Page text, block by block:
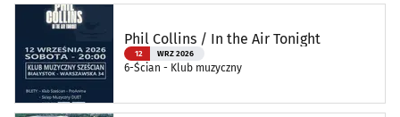
Phil Collins / In the Air Tonight
12 WRZ 2026
6-Ścian - Klub muzyczny